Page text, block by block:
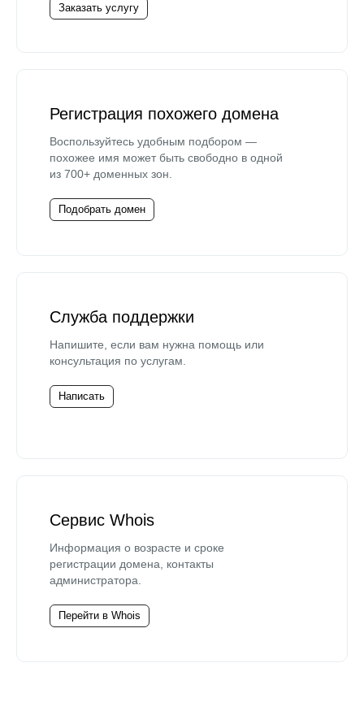
Заказать услугу
Регистрация похожего домена
Воспользуйтесь удобным подбором —
похожее имя может быть свободно в одной
из 700+ доменных зон.
Подобрать домен
Служба поддержки
Напишите, если вам нужна помощь или
консультация по услугам.
Написать
Сервис Whois
Информация о возрасте и сроке
регистрации домена, контакты
администратора.
Перейти в Whois